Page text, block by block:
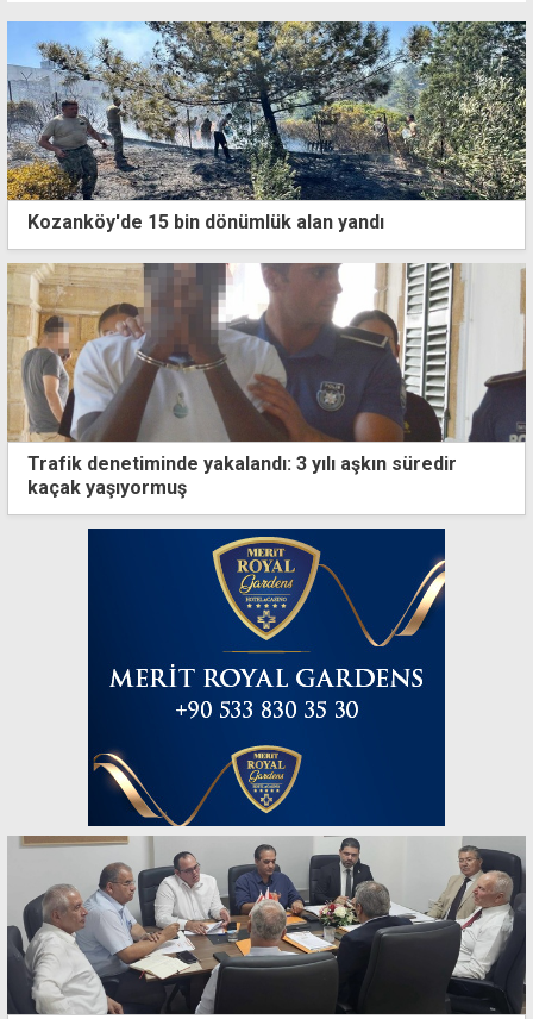
Kozanköy'de 15 bin dönümlük alan yandı
Trafik denetiminde yakalandı: 3 yılı aşkın süredir
kaçak yaşıyormuş